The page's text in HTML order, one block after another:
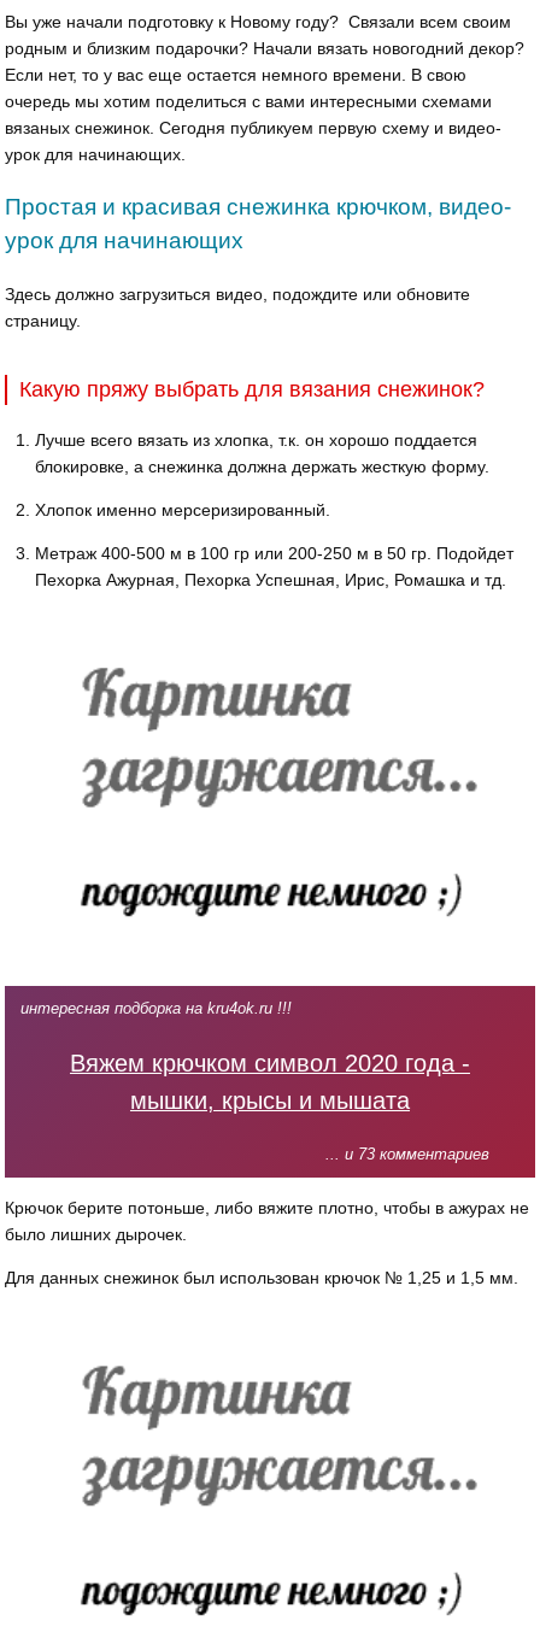
Вы уже начали подготовку к Новому году? Связали всем своим
родным и близким подарочки? Начали вязать новогодний декор?
Если нет, то у вас еще остается немного времени. В свою
очередь мы хотим поделиться с вами интересными схемами
вязаных снежинок. Сегодня публикуем первую схему и видео-
урок для начинающих.
Простая и красивая снежинка крючком, видео-
урок для начинающих
Здесь должно загрузиться видео, подождите или обновите
страницу.
Какую пряжу выбрать для вязания снежинок?
Лучше всего вязать из хлопка, т.к. он хорошо поддается
блокировке, а снежинка должна держать жесткую форму.
Хлопок именно мерсеризированный.
Метраж 400-500 м в 100 гр или 200-250 м в 50 гр. Подойдет
Пехорка Ажурная, Пехорка Успешная, Ирис, Ромашка и тд.
интересная подборка на kru4ok.ru !!!
Вяжем крючком символ 2020 года -
мышки, крысы и мышата
... и 73 комментариев
Крючок берите потоньше, либо вяжите плотно, чтобы в ажурах не
было лишних дырочек.
Для данных снежинок был использован крючок № 1,25 и 1,5 мм.